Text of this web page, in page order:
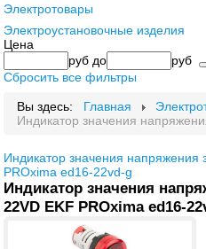
Электротовары
Электроустановочные изделия
Цена
руб до
руб
Сбросить все фильтры
Вы здесь: Главная
Индикатор значения
Индикатор значения напряжения
PROxima ed16-22vd-g
Индикатор значения
22VD EKF PROxima ed16-